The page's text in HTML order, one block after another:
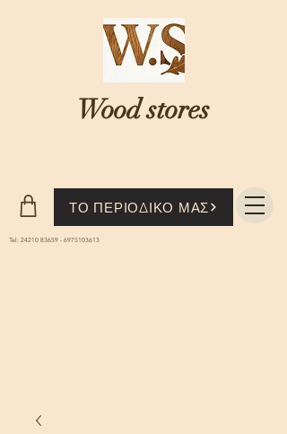
ΤΟ ΠΕΡΙΟΔΙΚΟ ΜΑΣ
Tel: 24210 83659 - 6975103613
Wood stores